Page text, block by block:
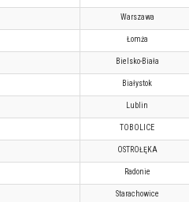
Warszawa
Łomża
Bielsko-Biała
Białystok
Lublin
TOBOLICE
OSTROŁĘKA
Radonie
Starachowice